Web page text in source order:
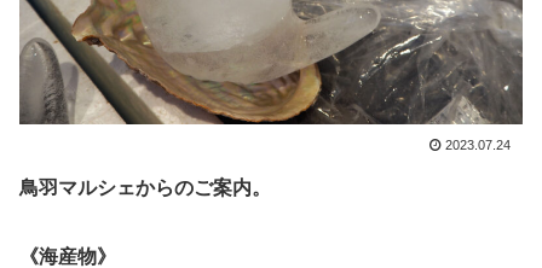
2023.07.24
鳥羽マルシェからのご案内。
《海産物》